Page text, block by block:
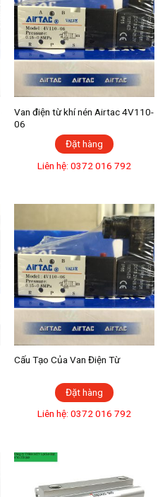
Van điện từ khí nén Airtac 4V110-
06
Đặt hàng
Liên hệ: 0372 016 792
Cấu Tạo Của Van Điện Từ
Đặt hàng
Liên hệ: 0372 016 792